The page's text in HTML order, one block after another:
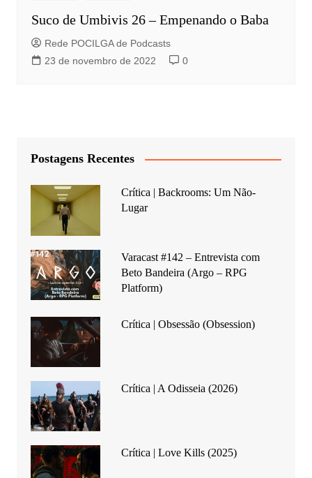
Suco de Umbivis 26 – Empenando o Baba
Rede POCILGA de Podcasts
23 de novembro de 2022
0
Postagens Recentes
Crítica | Backrooms: Um Não-
Lugar
Varacast #142 – Entrevista com
Beto Bandeira (Argo – RPG
Platform)
Crítica | Obsessão (Obsession)
Crítica | A Odisseia (2026)
Crítica | Love Kills (2025)